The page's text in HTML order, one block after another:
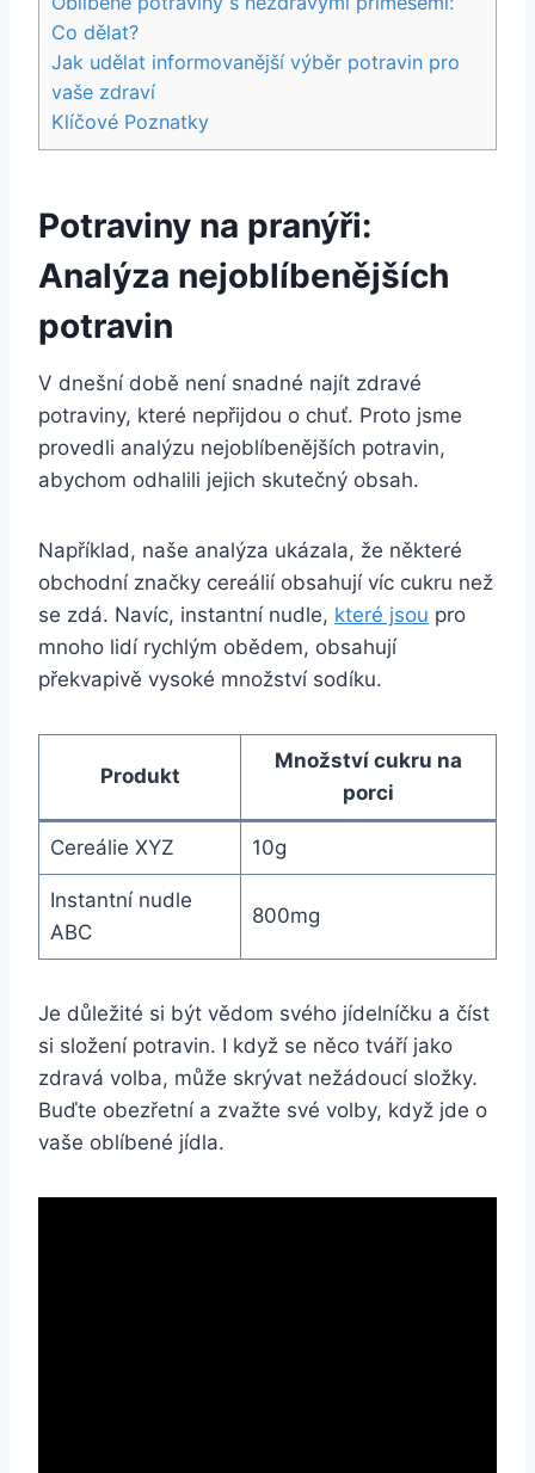
Co dělat?
Jak udělat informovanější výběr potravin pro
vaše zdraví
Klíčové Poznatky
Potraviny na pranýři:
Analýza nejoblíbenějších
potravin
V dnešní době není snadné najít zdravé
potraviny, které nepřijdou o chuť. Proto jsme
provedli analýzu nejoblíbenějších potravin,
abychom odhalili jejich skutečný obsah.
Například, naše analýza ukázala, že některé
obchodní značky cereálií obsahují víc cukru než
se zdá. Navíc, instantní nudle, které jsou pro
mnoho lidí rychlým obědem, obsahují
překvapivě vysoké množství sodíku.
Produkt
Množství cukru na
porci
Cereálie XYZ 10g
Instantní nudle
ABC
800mg
Je důležité si být vědom svého jídelníčku a číst
si složení potravin. I když se něco tváří jako
zdravá volba, může skrývat nežádoucí složky.
Buďte obezřetní a zvažte své volby, když jde o
vaše oblíbené jídla.